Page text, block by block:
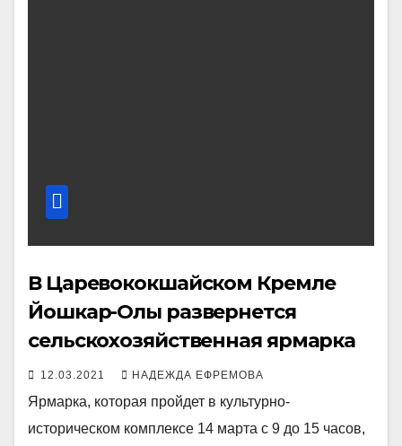
В Царевококшайском Кремле
Йошкар-Олы развернется
сельскохозяйственная ярмарка
12.03.2021 НАДЕЖДА ЕФРЕМОВА
Ярмарка, которая пройдет в культурно-
историческом комплексе 14 марта с 9 до 15 часов,